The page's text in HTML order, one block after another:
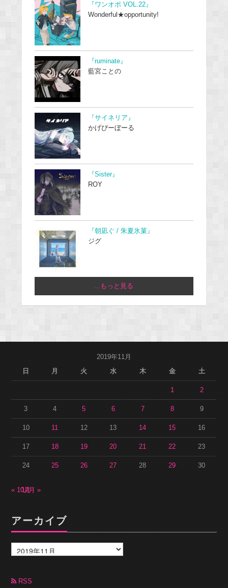
『ワンオポ VOL.22』
Wonderful★opportunity!
『ruminate』
藍宮ことの
『サイネリア』
かげぴーぼーる
『Sister』
ROY
『朝凪ぐ / 朱夏氷菓』
ジグ
...もっと見る
2019年11月
日
月 火 水 木 金 土
1 2
3 4 5 6 7 8 9
10 11 12 13 14 15 16
17 18 19 20 21 22 23
24 25 26 27 28 29 30
« 10月12月 »
アーカイブ
ー
カ
ブ RSS